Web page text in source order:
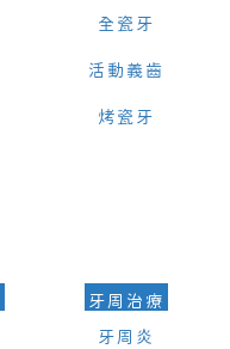
全瓷牙
活動義齒
烤瓷牙
牙周治療
牙周炎